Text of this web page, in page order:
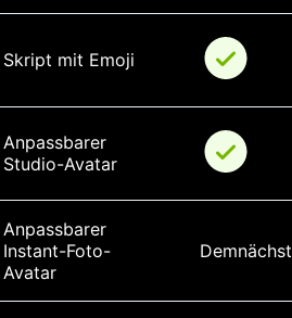
Skript mit Emoji
Anpassbarer
Studio-Avatar
Anpassbarer
Instant-Foto-
Avatar
Demnächst